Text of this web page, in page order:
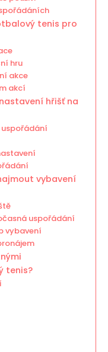
tenis pro
hru
akce
akcí
hřišť na
uspořádání
vybavení
uspořádání
vybavení
tenis?